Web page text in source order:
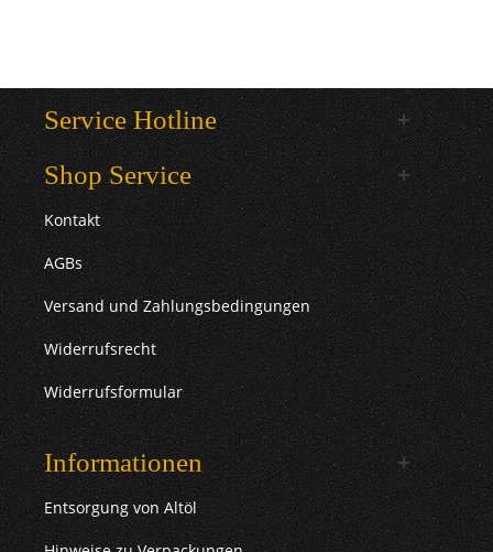
Service Hotline
Shop Service
Kontakt
AGBs
Versand und Zahlungsbedingungen
Widerrufsrecht
Widerrufsformular
Informationen
Entsorgung von Altöl